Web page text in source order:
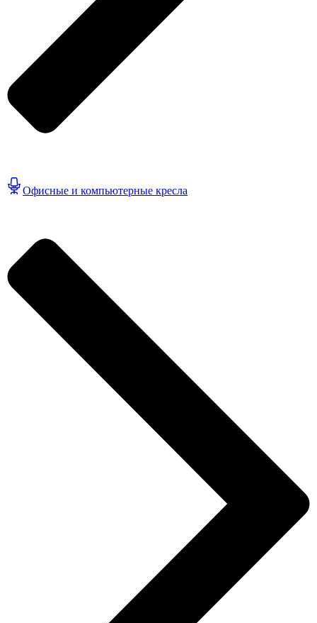
Офисные и компьютерные кресла